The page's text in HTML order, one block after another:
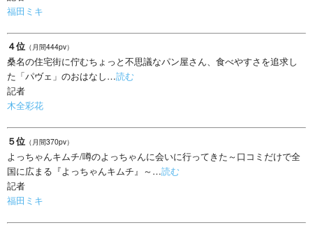
福田ミキ
４位 （月間444pv）
桑名の住宅街に佇むちょっと不思議なパン屋さん、食べやすさを追求し
た「パヴェ」のおはなし…読む
記者
木全彩花
５位 （月間370pv）
よっちゃんキムチ/噂のよっちゃんに会いに行ってきた～口コミだけで全
国に広まる『よっちゃんキムチ』～…読む
記者
福田ミキ